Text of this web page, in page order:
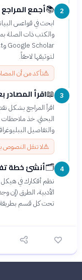
2
📚أجمع
ابحث في قواعس
والكتب ذات الصلة
لتوثيقها لاحقاً.
⚠️تأكد من أن
3
📖اقرأ
اقرأ المراجع بشكل
البحثي. خذ
والتفاصيل
⚠️لا تنقل النصوص
4
🗂️أنشئ خطة
نظم أفكارك في
الأدبية، الطرق (إن
تحت كل قسم